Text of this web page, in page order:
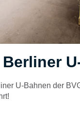
U-Bahnen der